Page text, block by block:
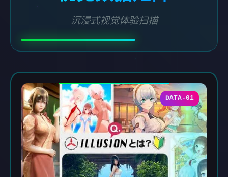
沉浸式视觉体验扫描
DATA-01